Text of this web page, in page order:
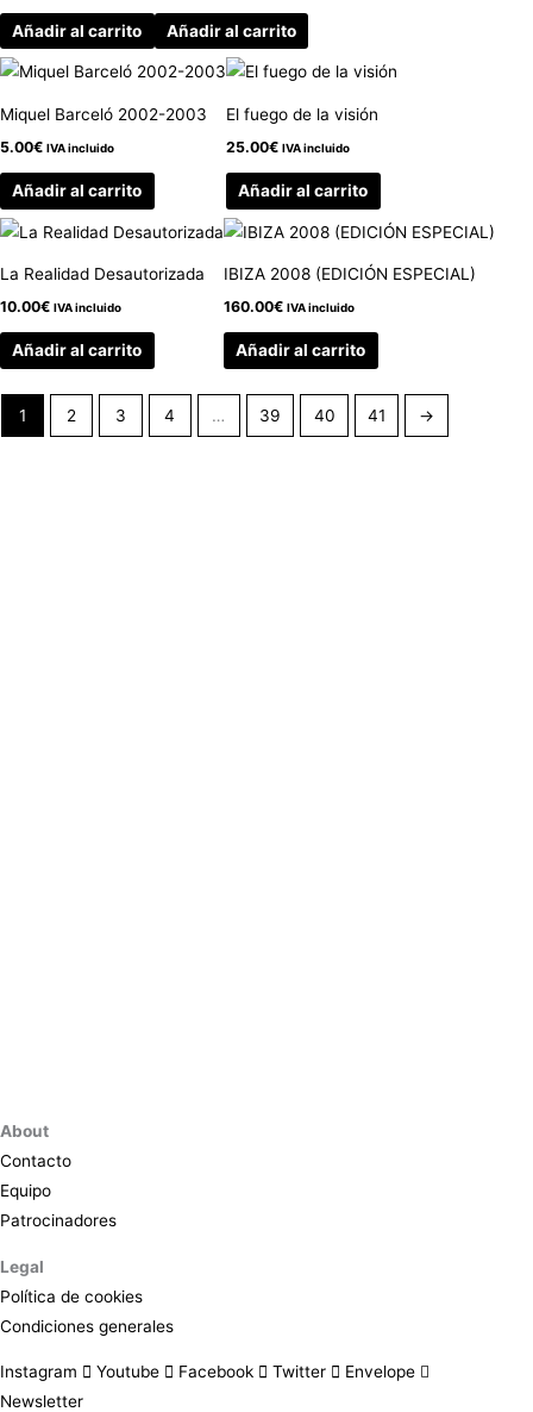
Añadir al carrito Añadir al carrito
Miquel Barceló 2002-2003
5.00€ IVA incluido
Añadir al carrito
El fuego de la visión
25.00€ IVA incluido
Añadir al carrito
La Realidad Desautorizada
10.00€ IVA incluido
Añadir al carrito
IBIZA 2008 (EDICIÓN ESPECIAL)
160.00€ IVA incluido
Añadir al carrito
1 2 3 4 … 39 40 41 →
About
Contacto
Equipo
Patrocinadores
Legal
Política de cookies
Condiciones generales
Instagram Youtube Facebook Twitter
Envelope
Newsletter